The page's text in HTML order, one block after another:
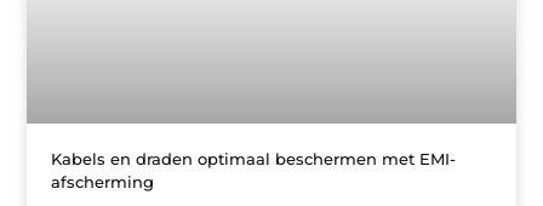
Kabels en draden optimaal beschermen met EMI-
afscherming